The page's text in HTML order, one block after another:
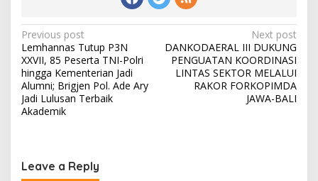
Post
navigation
Previous post
Lemhannas Tutup P3N
XXVII, 85 Peserta TNI-Polri
hingga Kementerian Jadi
Alumni; Brigjen Pol. Ade Ary
Jadi Lulusan Terbaik
Akademik
Next post
DANKODAERAL III DUKUNG
PENGUATAN KOORDINASI
LINTAS SEKTOR MELALUI
RAKOR FORKOPIMDA
JAWA-BALI
Leave a Reply